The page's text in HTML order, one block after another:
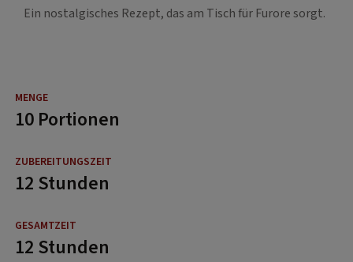
Ein nostalgisches Rezept, das am Tisch für Furore sorgt.
10 Portionen
12 Stunden
12 Stunden